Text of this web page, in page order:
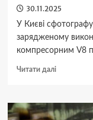
30.11.2025
У Києві
зарядженому
компресорним V8
Читати далі
Києві
помітили